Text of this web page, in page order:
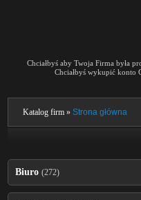
Chciałbyś aby Twoja Firma była
Chciałbyś wykupić konto
Katalog firm »Strona główna
Biuro (272)